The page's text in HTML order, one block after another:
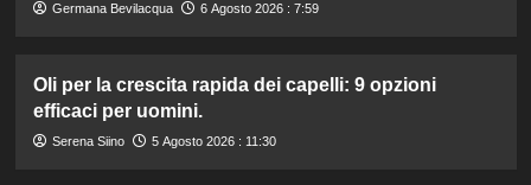
Germana Bevilacqua 6 Agosto 2026 : 7:59
Oli per la crescita rapida dei capelli: 9 opzioni
efficaci per uomini.
Serena Siino 5 Agosto 2026 : 11:30